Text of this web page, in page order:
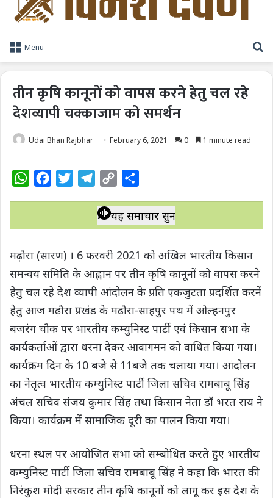
Menu
तीन कृषि कानूनों को वापस करने हेतु चल रहे
देशव्यापी चक्काजाम को समर्थन
Udai Bhan Rajbhar February 6, 2021 0 1 minute read
W
t
A
p
p
e
o
o
k
t
r
l
e
r
a
m
p
y
i
n
k
a
r
यह समाचार सुनें
मढ़ौरा (सारण) । 6 फरवरी 2021 को अखिल भारतीय किसान
समन्वय समिति के आह्वान पर तीन कृषि कानूनों को वापस करने
हेतु चल रहे देश व्यापी आंदोलन के प्रति एकजुटता प्रदर्शित करनें
हेतु आज मढ़ौरा प्रखंड के मढ़ौरा-साहपुर पथ में ओल्हनपुर
बजरंग चौक पर भारतीय कम्युनिस्ट पार्टी एवं किसान सभा के
कार्यकर्ताओं द्वारा धरना देकर आवागमन को वाधित किया गया।
कार्यक्रम दिन के 10 बजे से 11बजे तक चलाया गया। आंदोलन
का नेतृत्व भारतीय कम्युनिस्ट पार्टी जिला सचिव रामबाबू सिंह
अंचल सचिव संजय कुमार सिंह तथा किसान नेता डॉ भरत राय ने
किया। कार्यक्रम में सामाजिक दूरी का पालन किया गया।
धरना स्थल पर आयोजित सभा को सम्बोधित करते हुए भारतीय
कम्युनिस्ट पार्टी जिला सचिव रामबाबू सिंह ने कहा कि भारत की
निरंकुश मोदी सरकार तीन कृषि कानूनों को लागू कर इस देश के